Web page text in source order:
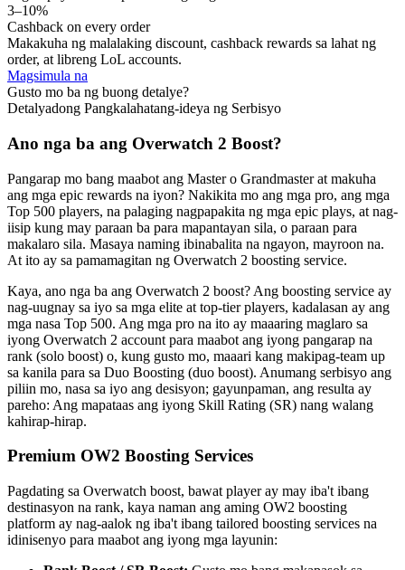
3–10%
Cashback on every order
Makakuha ng malalaking discount, cashback rewards sa lahat ng
order, at libreng LoL accounts.
Magsimula na
Gusto mo ba ng buong detalye?
Detalyadong Pangkalahatang-ideya ng Serbisyo
Ano nga ba ang Overwatch 2 Boost?
Pangarap mo bang maabot ang Master o Grandmaster at makuha
ang mga epic rewards na iyon? Nakikita mo ang mga pro, ang mga
Top 500 players, na palaging nagpapakita ng mga epic plays, at nag-
iisip kung may paraan ba para mapantayan sila, o paraan para
makalaro sila. Masaya naming ibinabalita na ngayon, mayroon na.
At ito ay sa pamamagitan ng Overwatch 2 boosting service.
Kaya, ano nga ba ang Overwatch 2 boost? Ang boosting service ay
nag-uugnay sa iyo sa mga elite at top-tier players, kadalasan ay ang
mga nasa Top 500. Ang mga pro na ito ay maaaring maglaro sa
iyong Overwatch 2 account para maabot ang iyong pangarap na
rank (solo boost) o, kung gusto mo, maaari kang makipag-team up
sa kanila para sa Duo Boosting (duo boost). Anumang serbisyo ang
piliin mo, nasa sa iyo ang desisyon; gayunpaman, ang resulta ay
pareho: Ang mapataas ang iyong Skill Rating (SR) nang walang
kahirap-hirap.
Premium OW2 Boosting Services
Pagdating sa Overwatch boost, bawat player ay may iba't ibang
destinasyon na rank, kaya naman ang aming OW2 boosting
platform ay nag-aalok ng iba't ibang tailored boosting services na
idinisenyo para maabot ang iyong mga layunin: